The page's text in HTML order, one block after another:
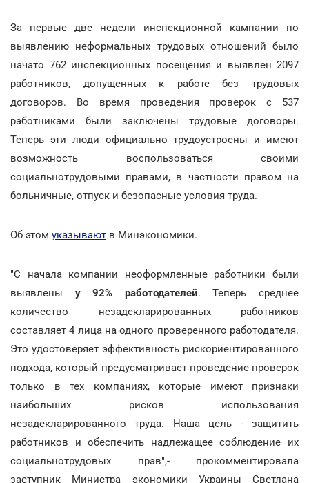
За первые две недели инспекционной кампании по
выявлению неформальных трудовых отношений было
начато 762 инспекционных посещения и выявлен 2097
работников, допущенных к работе без трудовых
договоров. Во время проведения проверок с 537
работниками были заключены трудовые договоры.
Теперь эти люди официально трудоустроены и имеют
возможность воспользоваться своими
социальнотрудовыми правами, в частности правом на
больничные, отпуск и безопасные условия труда.
Об этом указывают в Минэкономики.
"С начала компании неоформленные работники были
выявлены у 92% работодателей. Теперь среднее
количество незадекларированных работников
составляет 4 лица на одного проверенного работодателя.
Это удостоверяет эффективность рискориентированного
подхода, который предусматривает проведение проверок
только в тех компаниях, которые имеют признаки
наибольших рисков использования
незадекларированного труда. Наша цель - защитить
работников и обеспечить надлежащее соблюдение их
социальнотрудовых прав",- прокомментировала
заступник Министра экономики Украины Светлана